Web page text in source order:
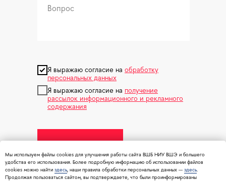
Я выражаю согласие на обработку
персональных данных
Я выражаю согласие на получение
рассылок информационного и рекламного
содержания
Мы используем файлы cookies для улучшения работы сайта ВШБ НИУ ВШЭ и большего
удобства его использования. Более подробную информацию об использовании файлов
cookies можно найти здесь, наши правила обработки персональных данных — здесь.
Продолжая пользоваться сайтом, вы подтверждаете, что были проинформированы